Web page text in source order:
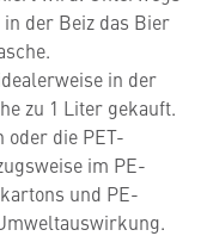
der Beiz das Bier
in der
zu 1 Liter gekauft.
die PET-
im PE-
und PE-